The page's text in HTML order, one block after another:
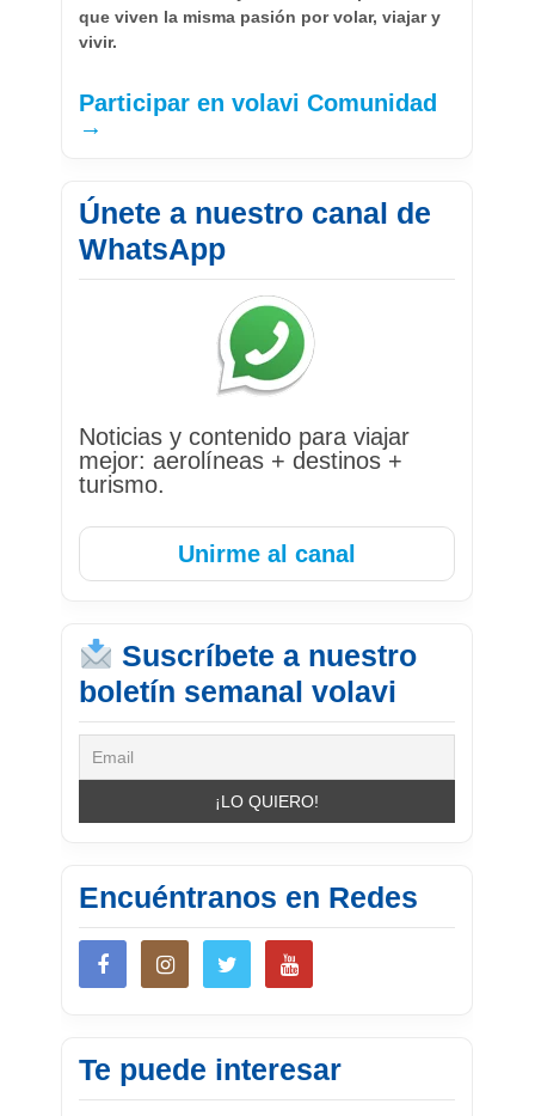
que viven la misma pasión por volar, viajar y
vivir.
Participar en volavi Comunidad
→
Únete a nuestro canal de
WhatsApp
Noticias y contenido para viajar
mejor: aerolíneas + destinos +
turismo.
Unirme al canal
Suscríbete a nuestro
boletín semanal volavi
Encuéntranos en Redes
Te puede interesar